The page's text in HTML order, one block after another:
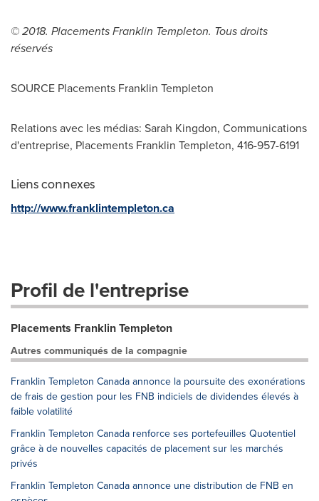
© 2018. PlacementsFranklin Templeton. Tous droits
réservés
SOURCE Placements Franklin Templeton
Relations avec les médias: Sarah Kingdon, Communications
d'entreprise, Placements Franklin Templeton, 416-957-6191
Liens connexes
http://www.franklintempleton.ca
Profil de l'entreprise
Placements Franklin Templeton
Autres communiqués de la compagnie
Franklin Templeton Canada annonce la poursuite des exonérations
de frais de gestion pour les FNB indiciels de dividendes élevés à
faible volatilité
Franklin Templeton Canada renforce ses portefeuilles Quotentiel
grâce à de nouvelles capacités de placement sur les marchés
privés
Franklin Templeton Canada annonce une distribution de FNB en